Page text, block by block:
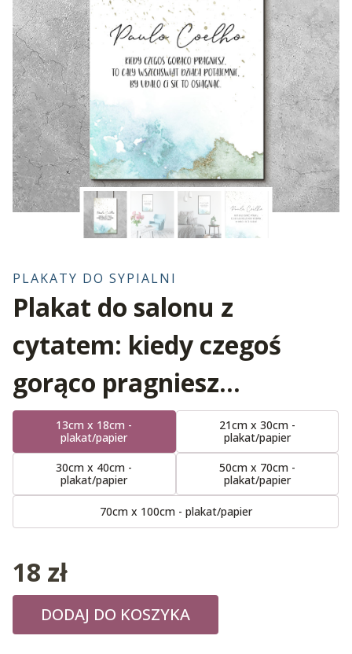
PLAKATY DO SYPIALNI
Plakat do salonu z
cytatem: kiedy czegoś
gorąco pragniesz…
13cm x 18cm -
plakat/papier
21cm x 30cm -
plakat/papier
30cm x 40cm -
plakat/papier
50cm x 70cm -
plakat/papier
70cm x 100cm - plakat/papier
18 zł
DODAJ DO KOSZYKA